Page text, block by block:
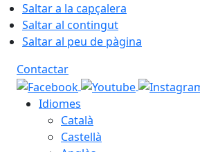
Saltar a la capçalera
Saltar al contingut
Saltar al peu de pàgina
Contactar
Idiomes
Català
Castellà